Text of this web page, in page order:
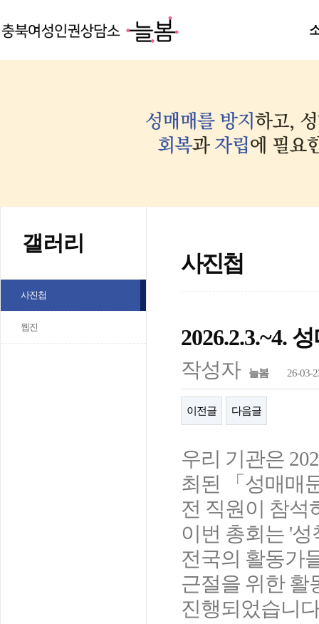
갤러리
사진첩
웹진
사진첩
2026.2.3.~4.
작성자 늘봄 26-03-
이전글 다음글
우리 기관은
최된 「성매매
전 직원이 참석
이번 총회는 '
전국의 활동가
근절을 위한 활
진행되었습니